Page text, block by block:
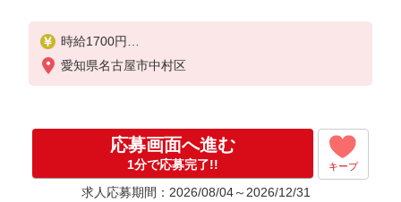
時給1700円
【月収例】時給1700円×8時間×月21日＝285,600円（
＋残業代）
愛知県名古屋市中村区
応募画面へ進む
1分で応募完了!! キープ
求人応募期間：2026/08/04～2026/12/31